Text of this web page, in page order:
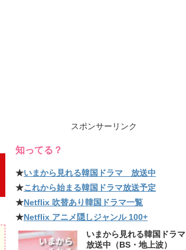
スポンサーリンク
知ってる？
★いまから見れる韓国ドラマ 放送中
★これから始まる韓国ドラマ放送予定
★Netflix 吹替あり韓国ドラマ一覧
★Netflix アニメ隠しジャンル 100+
いまから見れる韓国ドラマ
放送中（BS・地上波）